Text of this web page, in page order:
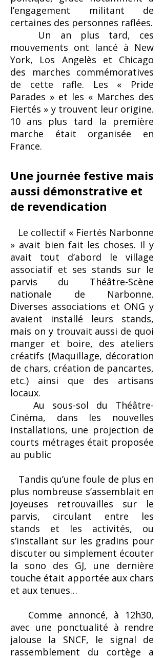
l’engagement militant de
certaines des personnes raflées.
Un an plus tard, ces
mouvements ont lancé à New
York, Los Angelès et Chicago
des marches commémoratives
de cette rafle. Les « Pride
Parades » et les « Marches des
Fiertés » y trouvent leur origine.
10 ans plus tard la première
marche était organisée en
France.
Une journée festive mais
aussi démonstrative et
de revendication
Le collectif « Fiertés Narbonne
» avait bien fait les choses. Il y
avait tout d’abord le village
associatif et ses stands sur le
parvis du Théâtre-Scène
nationale de Narbonne.
Diverses associations et ONG y
avaient installé leurs stands,
mais on y trouvait aussi de quoi
manger et boire, des ateliers
créatifs (Maquillage, décoration
de chars, création de pancartes,
etc.) ainsi que des artisans
locaux.
Au sous-sol du Théâtre-
Cinéma, dans les nouvelles
installations, une projection de
courts métrages était proposée
au public
Tandis qu’une foule de plus en
plus nombreuse s’assemblait en
joyeuses retrouvailles sur le
parvis, circulant entre les
stands et les activités, ou
s’installant sur les gradins pour
discuter ou simplement écouter
la sono des GJ, une dernière
touche était apportée aux chars
et aux tenues…
Comme annoncé, à 12h30,
avec une ponctualité à rendre
jalouse la SNCF, le signal de
rassemblement du cortège a